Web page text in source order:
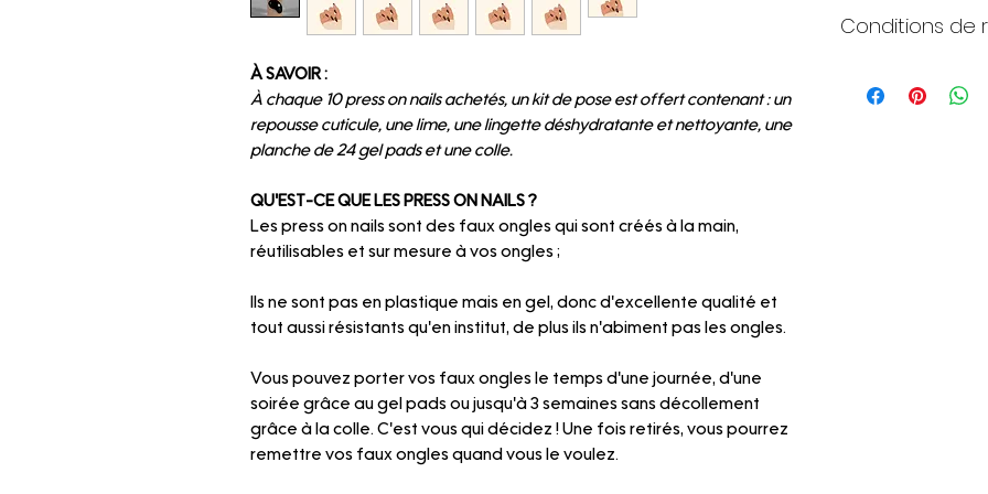
À SAVOIR :
À chaque 10 press on nails achetés, un kit de pose est offert contenant : un
repousse cuticule, une lime, une lingette déshydratante et nettoyante, une
planche de 24 gel pads et une colle.
QU'EST-CE QUE LES PRESS ON NAILS ?
Les press on nails sont des faux ongles qui sont créés à la main,
réutilisables et sur mesure à vos ongles ;
Ils ne sont pas en plastique mais en gel, donc d'excellente qualité et
tout aussi résistants qu'en institut, de plus ils n'abiment pas les ongles.
Vous pouvez porter vos faux ongles le temps d'une journée, d'une
soirée grâce au gel pads ou jusqu'à 3 semaines sans décollement
grâce à la colle. C'est vous qui décidez ! Une fois retirés, vous pourrez
remettre vos faux ongles quand vous le voulez.
Conditions de
erreur de taille